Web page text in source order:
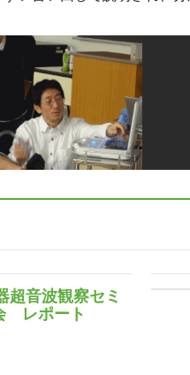
音波観察セミ
レポート